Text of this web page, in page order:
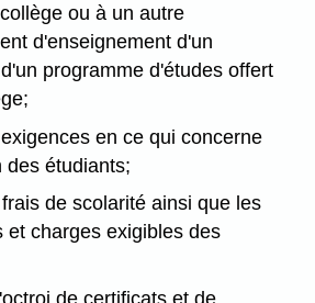
ou à un autre
d'enseignement d'un
programme d'études offert
en ce qui concerne
des étudiants;
de scolarité ainsi que les
et charges exigibles des